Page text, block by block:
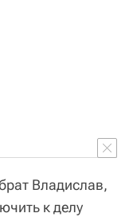
Владислав,
к делу